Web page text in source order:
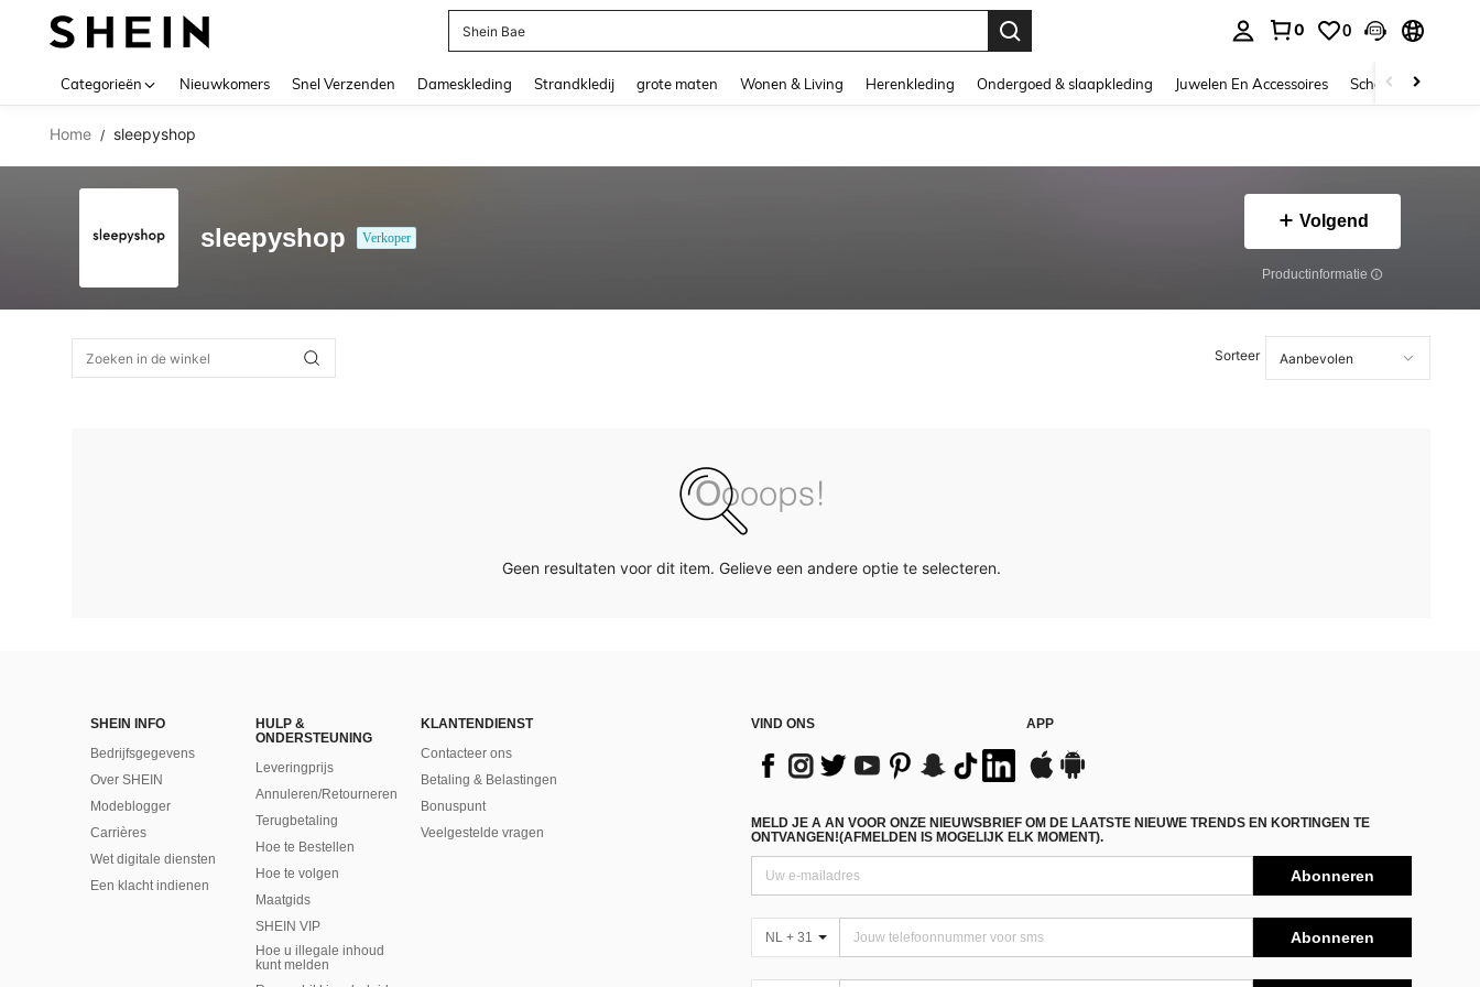
Shein Bae
0 0
Categorieën Nieuwkomers Snel Verzenden Dameskleding Strandkledij grote maten Wonen & Living Herenkleding Ondergoed & slaapkleding Juwelen En Accessoires Schoonheid &
Home / sleepyshop
sleepyshop Verkoper
Volgend
Productinformatie
Sorteer
Geen resultaten voor dit item. Gelieve een andere optie te selecteren.
SHEIN INFO
Bedrijfsgegevens
Over SHEIN
Modeblogger
Carrières
Wet digitale diensten
Een klacht indienen
HULP &
ONDERSTEUNING
Leveringprijs
Annuleren/Retourneren
Terugbetaling
Hoe te Bestellen
Hoe te volgen
Maatgids
SHEIN VIP
Hoe u illegale inhoud
kunt melden
KLANTENDIENST
Contacteer ons
Betaling & Belastingen
Bonuspunt
Veelgestelde vragen
VIND ONS APP
MELD JE A AN VOOR ONZE NIEUWSBRIEF OM DE LAATSTE NIEUWE TRENDS EN KORTINGEN TE
ONTVANGEN!(AFMELDEN IS MOGELIJK ELK MOMENT).
Abonneren
NL + 31 Abonneren